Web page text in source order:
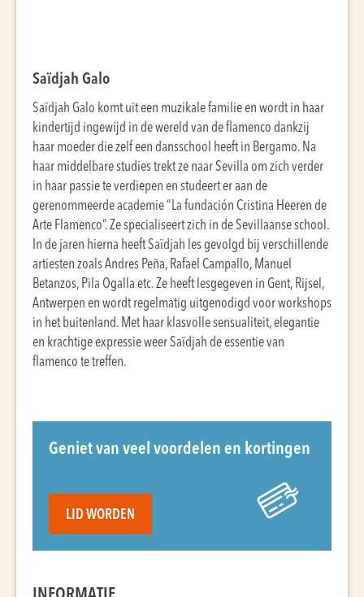
Saïdjah Galo
Saïdjah Galo komt uit een muzikale familie en wordt in haar
kindertijd ingewijd in de wereld van de flamenco dankzij
haar moeder die zelf een dansschool heeft in Bergamo. Na
haar middelbare studies trekt ze naar Sevilla om zich verder
in haar passie te verdiepen en studeert er aan de
gerenommeerde academie “La fundación Cristina Heeren de
Arte Flamenco”. Ze specialiseert zich in de Sevillaanse school.
In de jaren hierna heeft Saïdjah les gevolgd bij verschillende
artiesten zoals Andres Peña, Rafael Campallo, Manuel
Betanzos, Pila Ogalla etc. Ze heeft lesgegeven in Gent, Rijsel,
Antwerpen en wordt regelmatig uitgenodigd voor workshops
in het buitenland. Met haar klasvolle sensualiteit, elegantie
en krachtige expressie weer Saïdjah de essentie van
flamenco te treffen.
Geniet van veel voordelen en kortingen
LID WORDEN